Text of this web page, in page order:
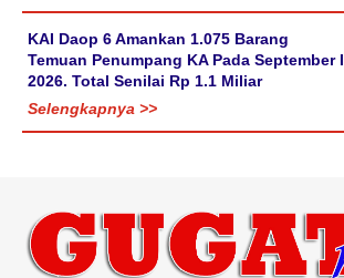
KAI Daop 6 Amankan 1.075 Barang
Temuan Penumpang KA Pada September I
2026. Total Senilai Rp 1.1 Miliar
Selengkapnya >>